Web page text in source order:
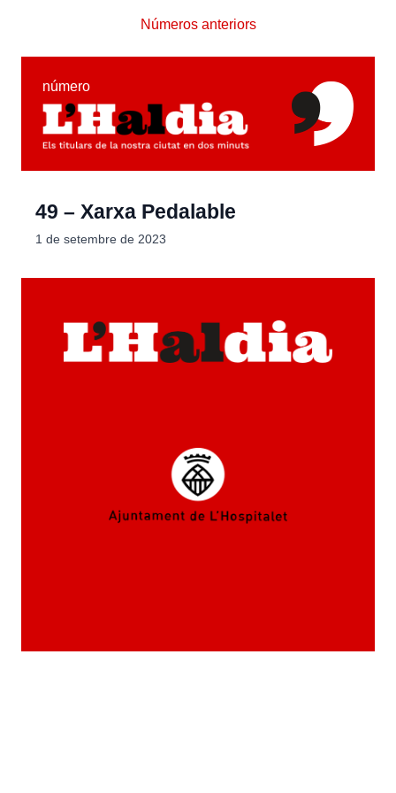
Números anteriors
número
49 – Xarxa Pedalable
1 de setembre de 2023